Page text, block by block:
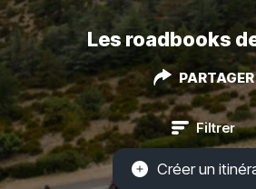
Les roadbooks
PARTAGER
Filtrer
Créer un